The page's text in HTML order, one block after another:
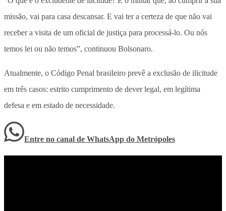
missão, vai para casa descansar. E vai ter a certeza de que não vai
receber a visita de um oficial de justiça para processá-lo. Ou nós
temos lei ou não temos”, continuou Bolsonaro.
Atualmente, o Código Penal brasileiro prevê a exclusão de ilicitude
em três casos: estrito cumprimento de dever legal, em legítima
defesa e em estado de necessidade.
Entre no canal de WhatsApp do Metrópoles